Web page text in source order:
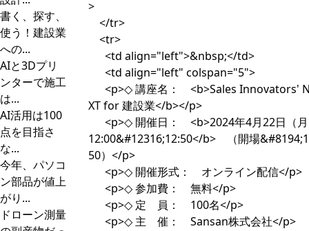
書く、探す、
使う！建設業
への...
AIと3Dプリ
ンターで施工
は...
AI活用は100
点を目指さ
な...
今年、パソコ
ン部品が値上
がり...
ドローン測量
>
</tr>
<tr>
<td align="left">&nbsp;</td>
<td align="left" colspan="5">
<p>◇ 講座名： <b>Sales Innovators'
XT for 建設業</b></p>
<p>◇ 開催日： <b>2024年4月22日（
12:00&#12316;12:50</b> （開場
50）</p>
<p>◇ 開催形式： オンライン配信</p>
<p>◇ 参加費： 無料</p>
<p>◇ 定 員： 100名</p>
<p>◇ 主 催： Sansan株式会社</p>